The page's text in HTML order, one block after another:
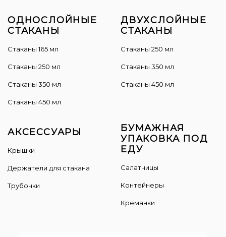
ОДНОСЛОЙНЫЕ
СТАКАНЫ
Стаканы 165 мл
Стаканы 250 мл
Стаканы 350 мл
Стаканы 450 мл
ДВУХСЛОЙНЫЕ
СТАКАНЫ
Cтаканы 250 мл
Стаканы 350 мл
Стаканы 450 мл
АКСЕССУАРЫ
Крышки
Держатели для стакана
Трубочки
БУМАЖНАЯ
УПАКОВКА ПОД
ЕДУ
Салатницы
Контейнеры
Креманки